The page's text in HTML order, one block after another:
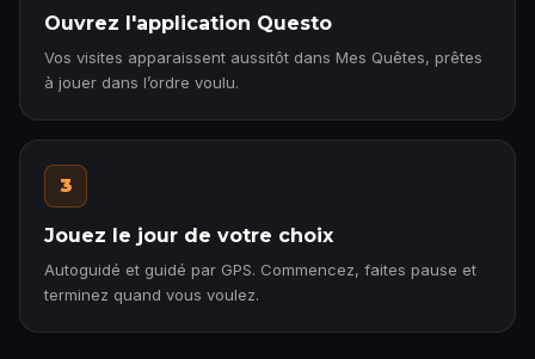
Ouvrez l'application Questo
Vos visites apparaissent aussitôt dans Mes Quêtes, prêtes
à jouer dans l’ordre voulu.
3
Jouez le jour de votre choix
Autoguidé et guidé par GPS. Commencez, faites pause et
terminez quand vous voulez.